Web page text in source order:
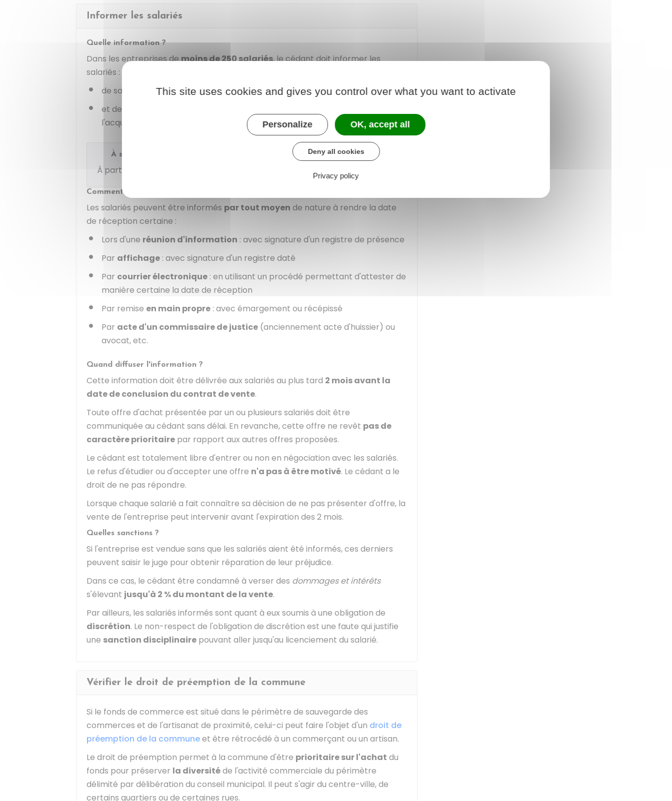
Informer les salariés
Quelle information ?
Dans les entreprises demoins de 250 salariés, le cédant doit informer les
salariés :
de sa
volonté de vendrel'entreprise,
et de la possibilité pour les salariés de
l'acquisition de l'entreprise.
À savoir
À partir de 250 salariés, aucune information n'est requise.
Comment diffuser l'information ?
Les salariés peuvent être informés par tout moyen de nature à rendre la date
de réception certaine :
Lors d'une réunion d'information : avec signature d'un registre de présence
Par affichage : avec signature d'un registre daté
Par courrier électronique : en utilisant un procédé permettant d'attester de
manière certaine la date de réception
Par remise en main propre : avec émargement ou récépissé
Par acte d'un commissaire de justice (anciennement acte d'huissier) ou
avocat, etc.
Quand diffuser l'information ?
Cette information doit être délivrée aux salariés au plus tard 2 mois avant la
date de conclusion du contrat de vente.
Toute offre d'achat présentée par un ou plusieurs salariés doit être
communiquée au cédant sans délai. En revanche, cette offre ne revêt pas de
caractère prioritaire par rapport aux autres offres proposées.
Le cédant est totalement libre d'entrer ou non en négociation avec les salariés.
Le refus d'étudier ou d'accepter une offre n'a pas à être motivé. Le cédant a le
droit de ne pas répondre.
Lorsque chaque salarié a fait connaître sa décision de ne pas présenter d'offre, la
vente de l'entreprise peut intervenir avant l'expiration des 2 mois.
Quelles sanctions ?
Si l'entreprise est vendue sans que les salariés aient été informés, ces derniers
peuvent saisir le juge pour obtenir réparation de leur préjudice.
Dans ce cas, le cédant être condamné à verser des dommages et intérêts
s'élevant jusqu'à 2 %du montant de la vente.
Par ailleurs, les salariés informés sont quant à eux soumis à une obligation de
discrétion. Le non-respect de l'obligation de discrétion est une faute qui justifie
une sanction disciplinaire pouvant aller jusqu'au licenciement du salarié.
Vérifier le droit de préemption de la commune
Si le fonds de commerce est situé dans le périmètre de sauvegarde des
commerces et de l'artisanat de proximité, celui-ci peut faire l'objet d'un droit de
préemption de la communeet être rétrocédé à un commerçant ou un artisan.
Le droit de préemption permet à la commune d'être prioritaire sur l'achat du
fonds pour préserver la diversitéde l'activité commerciale du périmètre
délimité par délibération du conseil municipal. Il peut s'agir du centre-ville, de
certains quartiers ou de certaines rues.
This site uses cookies and gives you control over what you want to activate
Personalize OK, accept all
Deny all cookies
Privacy policy